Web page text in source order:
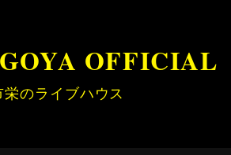
OFFICIAL
のライブハウス